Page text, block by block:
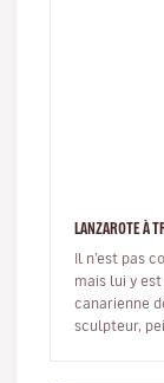
LANZAROTE À
Il n’est pas
mais lui y
canarienne
sculpteur,